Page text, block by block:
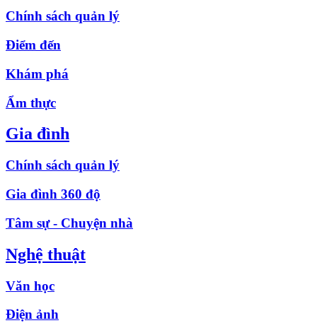
Chính sách quản lý
Điểm đến
Khám phá
Ẩm thực
Gia đình
Chính sách quản lý
Gia đình 360 độ
Tâm sự - Chuyện nhà
Nghệ thuật
Văn học
Điện ảnh